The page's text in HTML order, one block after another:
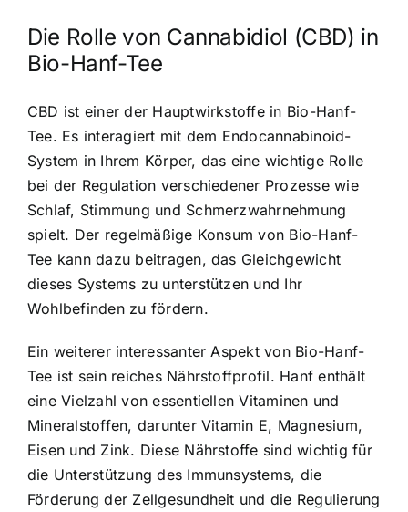
Die Rolle von Cannabidiol (CBD) in
Bio-Hanf-Tee
CBD ist einer der Hauptwirkstoffe in Bio-Hanf-
Tee. Es interagiert mit dem Endocannabinoid-
System in Ihrem Körper, das eine wichtige Rolle
bei der Regulation verschiedener Prozesse wie
Schlaf, Stimmung und Schmerzwahrnehmung
spielt. Der regelmäßige Konsum von Bio-Hanf-
Tee kann dazu beitragen, das Gleichgewicht
dieses Systems zu unterstützen und Ihr
Wohlbefinden zu fördern.
Ein weiterer interessanter Aspekt von Bio-Hanf-
Tee ist sein reiches Nährstoffprofil. Hanf enthält
eine Vielzahl von essentiellen Vitaminen und
Mineralstoffen, darunter Vitamin E, Magnesium,
Eisen und Zink. Diese Nährstoffe sind wichtig für
die Unterstützung des Immunsystems, die
Förderung der Zellgesundheit und die Regulierung